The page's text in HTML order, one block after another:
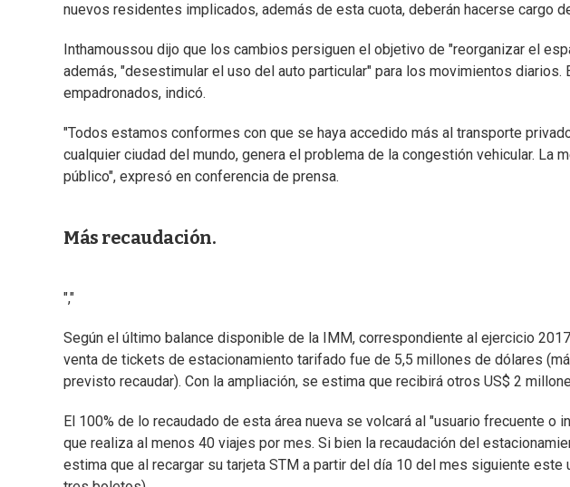
nuevos residentes implicados, además de esta cuota, deberán hacerse cargo
Inthamoussou dijo que los cambios persiguen el objetivo de "reorganizar el
además, "desestimular el uso del auto particular" para los movimientos diarios.
empadronados, indicó.
"Todos estamos conformes con que se haya accedido más al transporte
cualquier ciudad del mundo, genera el problema de la congestión vehicular. La
público", expresó en conferencia de prensa.
Más recaudación.
","
Según el último balance disponible de la IMM, correspondiente al ejercicio
venta de tickets de estacionamiento tarifado fue de 5,5 millones de dólares
previsto recaudar). Con la ampliación, se estima que recibirá otros US$ 2
El 100% de lo recaudado de esta área nueva se volcará al "usuario frecuente
que realiza al menos 40 viajes por mes. Si bien la recaudación del
estima que al recargar su tarjeta STM a partir del día 10 del mes siguiente